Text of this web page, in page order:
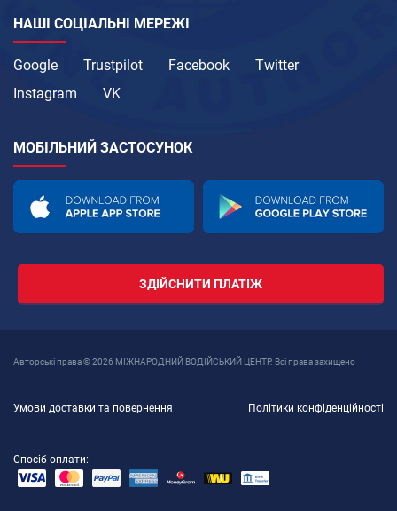
НАШІ СОЦІАЛЬНІ МЕРЕЖІ
Google Trustpilot Facebook
Twitter
Instagram
VK
МОБІЛЬНИЙ ЗАСТОСУНОК
ЗДІЙСНИТИ ПЛАТІЖ
Авторські права © 2026 МІЖНАРОДНИЙ ВОДІЙСЬКИЙ ЦЕНТР. Всі права захищено
Умови доставки та повернення Політики конфіденційності
Спосіб оплати: